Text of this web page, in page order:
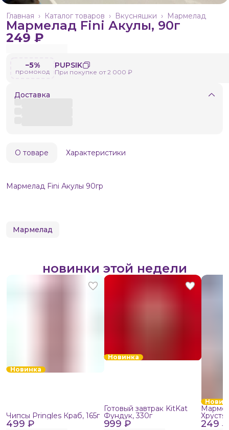
Мармелад
Вкусняшки ›
Каталог товаров ›
Главная ›
Мармелад Fini Акулы, 90г
249 ₽
−5%
промокод
PUPSIK
При покупке от 2 000 ₽
Доставка
О товаре Характеристики
Мармелад Fini Акулы 90гр
Мармелад
новинки этой недели
Новинка
499 ₽
Чипсы Pringles Краб, 165г
Новинка
999 ₽
Готовый завтрак KitKat
Фундук, 330г
249 ₽